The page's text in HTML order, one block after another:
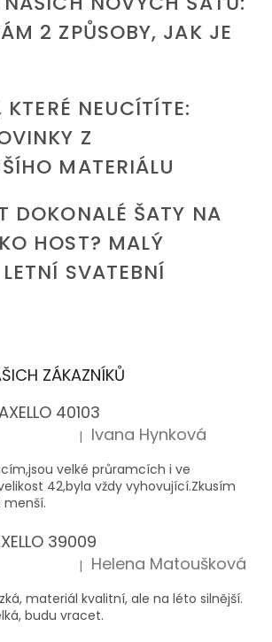
2 ZPŮSOBY, JAK JE
KTERÉ NEUCÍTÍTE:
Z
MATERIÁLU
DOKONALÉ ŠATY NA
HOST? MALÝ
SVATEBNÍ
ZÁKAZNÍKŮ
40103
produktu je 5 z 5 hvězdiček.
| Ivana Hynková
velké průramcích i ve
42,byla vždy vyhovující.Zkusím
menší.
39009
produktu je 5 z 5 hvězdiček.
| Helena Matoušková
materiál kvalitní, ale na léto silnější.
budu vracet.